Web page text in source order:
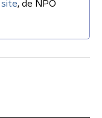
site, de NPO